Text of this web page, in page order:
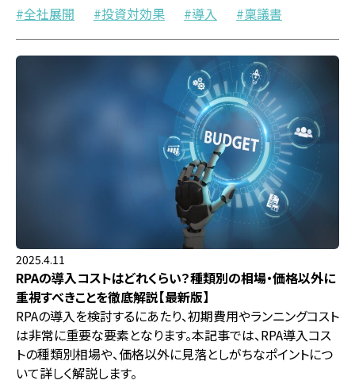
全社展開
投資対効果 導入 稟議書
2025.4.11
RPAの導入コストはどれくらい？種類別の相場・価格以外に
重視すべきことを徹底解説【最新版】
RPAの導入を検討するにあたり、初期費用やランニングコスト
は非常に重要な要素となります。本記事では、RPA導入コス
トの種類別相場や、価格以外に見落としがちなポイントにつ
いて詳しく解説します。